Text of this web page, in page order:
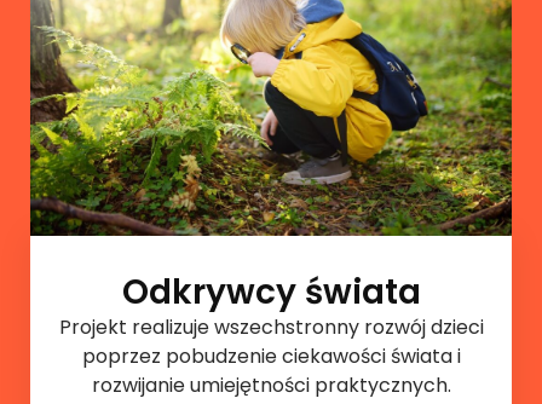
Odkrywcy świata
Projekt realizuje wszechstronny rozwój dzieci
poprzez pobudzenie ciekawości świata i
rozwijanie umiejętności praktycznych.